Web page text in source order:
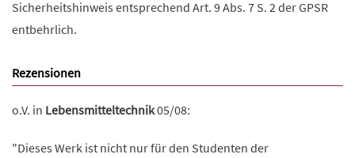
Sicherheitshinweis entsprechend Art. 9 Abs. 7 S. 2 der GPSR
entbehrlich.
Rezensionen
o.V. in Lebensmitteltechnik05/08:
"Dieses Werk ist nicht nur für den Studenten der